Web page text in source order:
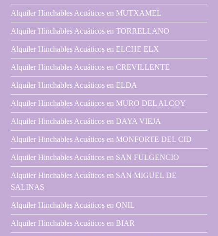
Alquiler Hinchables Acuáticos en MUTXAMEL
Alquiler Hinchables Acuáticos en TORRELLANO
Alquiler Hinchables Acuáticos en ELCHE ELX
Alquiler Hinchables Acuáticos en CREVILLENTE
Alquiler Hinchables Acuáticos en ELDA
Alquiler Hinchables Acuáticos en MURO DEL ALCOY
Alquiler Hinchables Acuáticos en DAYA VIEJA
Alquiler Hinchables Acuáticos en MONFORTE DEL CID
Alquiler Hinchables Acuáticos en SAN FULGENCIO
Alquiler Hinchables Acuáticos en SAN MIGUEL DE
SALINAS
Alquiler Hinchables Acuáticos en ONIL
Alquiler Hinchables Acuáticos en BIAR